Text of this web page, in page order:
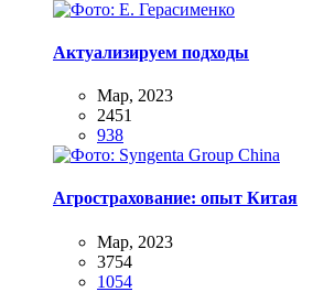
Актуализируем подходы
Мар, 2023
2451
938
Агрострахование: опыт Китая
Мар, 2023
3754
1054